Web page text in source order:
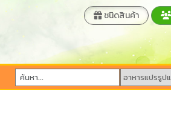
ชนิดสินค้า